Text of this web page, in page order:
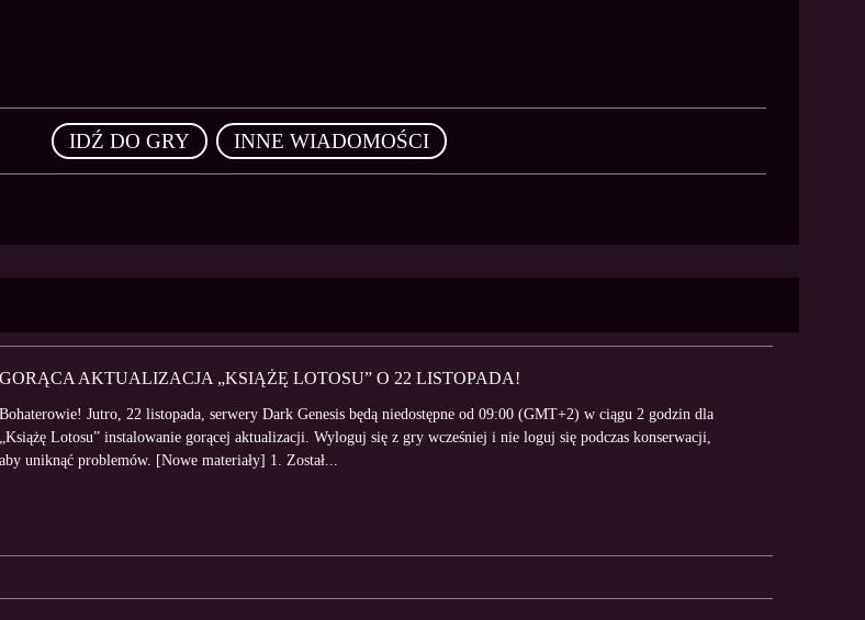
IDŹ DO GRY INNE WIADOMOŚCI
GORĄCA AKTUALIZACJA „KSIĄŻĘ LOTOSU” O 22 LISTOPADA!
Bohaterowie! Jutro, 22 listopada, serwery Dark Genesis będą niedostępne od 09:00 (GMT+2) w ciągu 2 godzin dla
„Książę Lotosu” instalowanie gorącej aktualizacji. Wyloguj się z gry wcześniej i nie loguj się podczas konserwacji,
aby uniknąć problemów. [Nowe materiały] 1. Został...